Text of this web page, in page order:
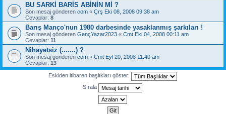
BU SARKİ BARİS ABİNİN Mİ ?
Son mesaj gönderen com « Çrş Eki 08, 2008 09:38 am
Cevaplar: 8
Barış Manço'nun 1980 darbesinde yasaklanmış şarkıları !
Son mesaj gönderen GençYazar2023 « Cmt Eki 04, 2008 00:11 am
Cevaplar: 11
Nihayetsiz (.......) ?
Son mesaj gönderen com « Cmt Eyl 20, 2008 11:40 am
Cevaplar: 13
Eskiden itibaren başlıkları göster:
Sırala